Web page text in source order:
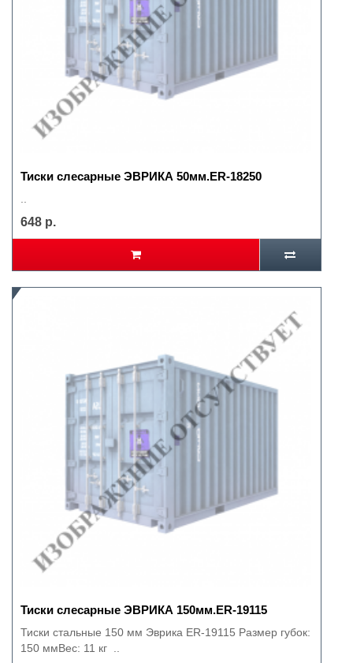
Тиски слесарные ЭВРИКА 50мм.ER-18250
648 р.
Тиски слесарные ЭВРИКА 150мм.ER-19115
Тиски стальные 150 мм Эврика ER-19115 Размер губок:
150 ммВес: 11 кг ..